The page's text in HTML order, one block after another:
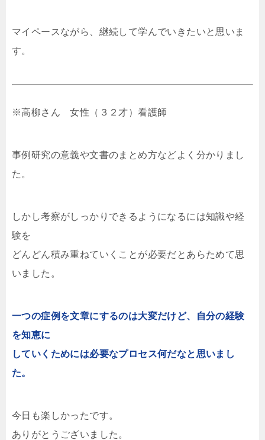
マイペースながら、継続して学んでいきたいと思いま
す。
※高柳さん 女性（３２才）看護師
事例研究の意義や文書のまとめ方などよく分かりまし
た。
しかし考察がしっかりできるようになるには知識や経
験を
どんどん積み重ねていくことが必要だとあらためて思
いました。
一つの症例を文章にするのは大変だけど、自分の経験
を知恵に
していくためには必要なプロセス何だなと思いまし
た。
今日も楽しかったです。
ありがとうございました。